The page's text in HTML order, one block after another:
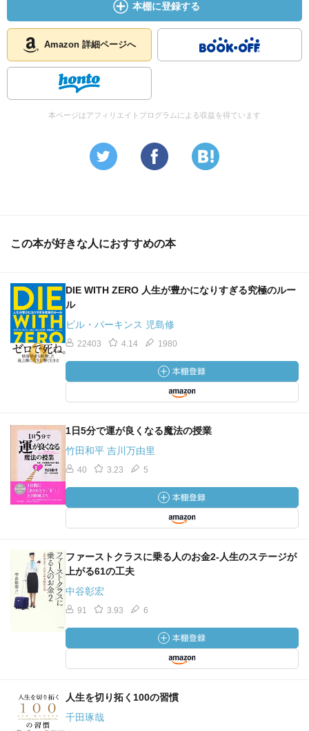
本棚に登録する
Amazon 詳細ページへ
本ページはアフィリエイトプログラムによる収益を得ています
この本が好きな人におすすめの本
DIE WITH ZERO 人生が豊かになりすぎる究極のルー
ル
ビル・パーキンス 児島修
22403 4.14 1980
1日5分で運が良くなる魔法の授業
竹田和平 吉川万由里
40 3.23 5
ファーストクラスに乗る人のお金2-人生のステージが
上がる61の工夫
中谷彰宏
91 3.93 6
人生を切り拓く100の習慣
千田琢哉